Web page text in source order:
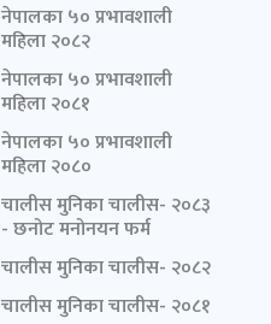
नेपालका ५० प्रभावशाली
महिला २०८२
नेपालका ५० प्रभावशाली
महिला २०८१
नेपालका ५० प्रभावशाली
महिला २०८०
चालीस मुनिका चालीस- २०८३
- छनोट मनोनयन फर्म
चालीस मुनिका चालीस- २०८२
चालीस मुनिका चालीस- २०८१